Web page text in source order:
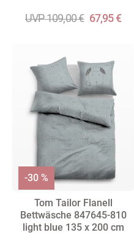
UVP 109,00 € 67,95 €
Tom Tailor Flanell
Bettwäsche 847645-810
light blue 135 x 200 cm
-30 %